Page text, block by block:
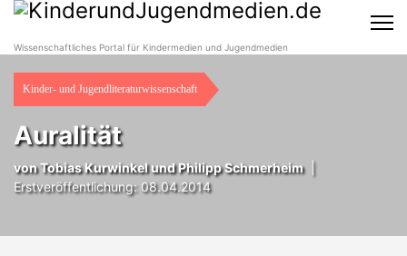
Wissenschaftliches Portal für Kindermedien und Jugendmedien
Kinder- und Jugendliteraturwissenschaft
Auralität
von Tobias Kurwinkel und Philipp Schmerheim|
Erstveröffentlichung: 08.04.2014